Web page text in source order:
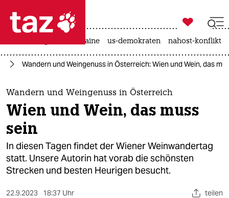
 taz zahl ich
taz zahl ich
themen
politik
öko
gesellschaft

taz zahl ich
krieg in der ukraine us-demokraten nahost-konflikt
Wandern und Weingenuss in Österreich: Wien und Wein, das
Wandern und Weingenuss in Österreich
Wien und Wein, das muss
sein
In diesen Tagen findet der Wiener Weinwandertag
statt. Unsere Autorin hat vorab die schönsten
Strecken und besten Heurigen besucht.
22.9.2023 18:37 Uhr teilen